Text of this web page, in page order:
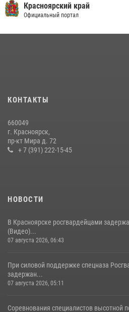
Железногорские росгвардецы получили
10 июля 2026, 06:21
Росгвардии получили штатное
16 июля 2026, 07:42
Красноярский край
Официальный портал
КОНТАКТЫ
660049
г. Красноярск,
пр-кт Мира д. 72
+ 7 (391) 222-15-45
НОВОСТИ
В Красноярске росгвардейцами
(Видео)...
07 августа 2026, 06:43
При силовой поддержке спецназа
задержан...
07 августа 2026, 05:11
Соревнования специалистов высотной